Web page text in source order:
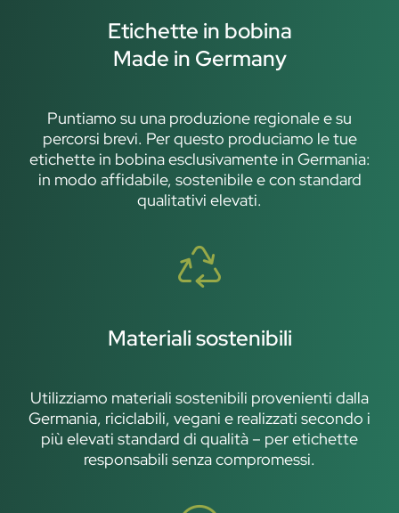
Etichette in bobina
Made in Germany
Puntiamo su una produzione regionale e su
percorsi brevi. Per questo produciamo le tue
etichette in bobina esclusivamente in Germania:
in modo affidabile, sostenibile e con standard
qualitativi elevati.
Materiali sostenibili
Utilizziamo materiali sostenibili provenienti dalla
Germania, riciclabili, vegani e realizzati secondo i
più elevati standard di qualità – per etichette
responsabili senza compromessi.